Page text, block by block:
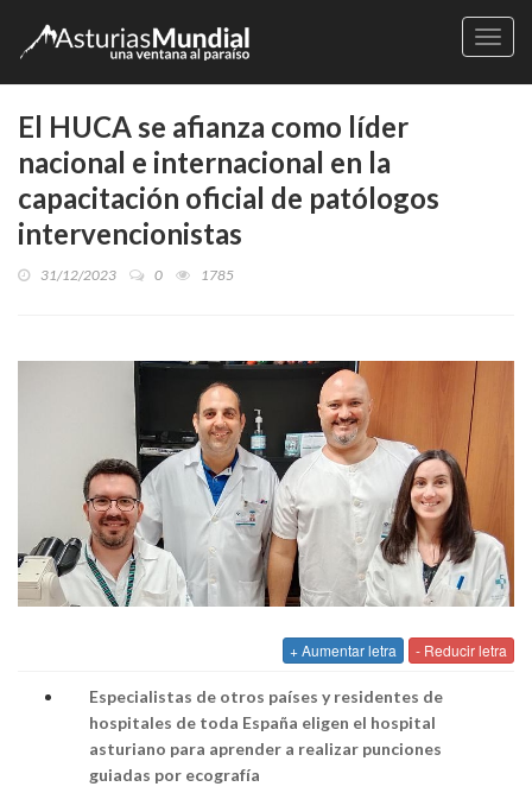
El HUCA se afianza como líder
nacional e internacional en la
capacitación oficial de patólogos
intervencionistas
31/12/2023 0 1785
+ Aumentar letra - Reducir letra
Especialistas de otros países y residentes de
hospitales de toda España eligen el hospital
asturiano para aprender a realizar punciones
guiadas por ecografía